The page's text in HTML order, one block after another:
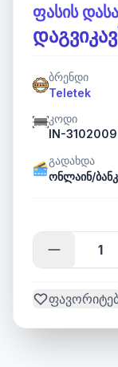
ფასის
ბრენდი
Teletek
კოდი
IN-
გადახდა
ონლაინ/